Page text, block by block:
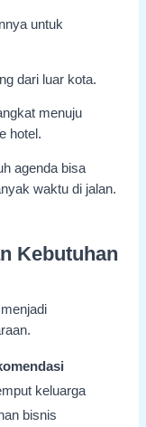
untuk
dari luar kota.
menuju
hotel.
agenda bisa
waktu di jalan.
Kebutuhan
keluarga
bisnis